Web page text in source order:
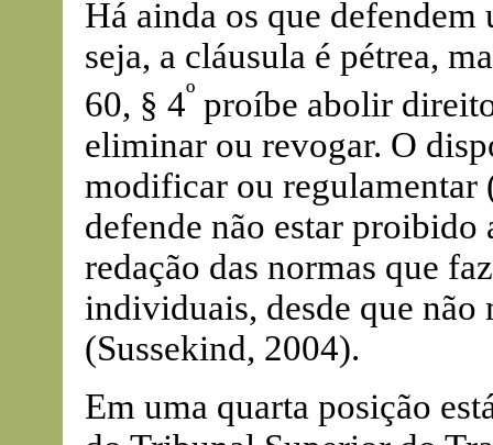
Há ainda os que
seja, a cláusula é pétrea,
60, § 4ºproíbe abolir
eliminar ou revogar. O
modificar ou regulamentar
defende não estar
redação das normas que
individuais, desde que não
(Sussekind, 2004).
Em uma quarta posição